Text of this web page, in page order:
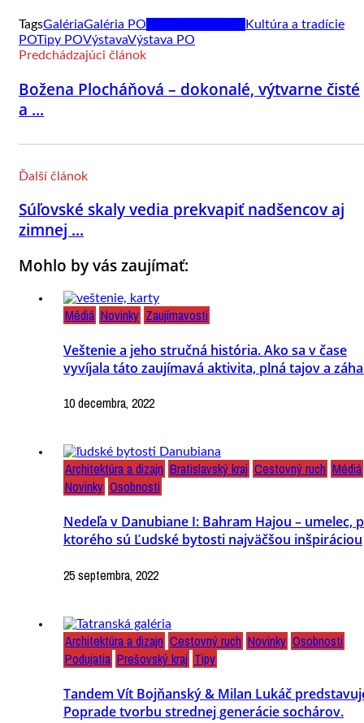
TagsGalériaGaléria PO
Kultúra a tradície
POTipy POVýstavaVýstava PO
Predchádzajúci článok
Božena Plocháňová – dokonalé, výtvarne čisté
a ...
Ďalší článok
Súľovské skaly vedia prekvapiť nadšencov aj
zimnej ...
Mohlo by vás zaujímať:
Médiá Novinky Zaujímavosti
Veštenie a jeho stručná história. Ako sa v čase
vyvíjala táto zaujímavá aktivita, plná tajov a
10 decembra, 2022
Architektúra a dizajn Bratislavský kraj Cestovný ruch Médiá
Novinky Osobnosti
Nedeľa v Danubiane I: Bahram Hajou – umelec,
ktorého sú Ľudské bytosti najväčšou inšpiráciou
25 septembra, 2022
Architektúra a dizajn Cestovný ruch Novinky Osobnosti
Podujatia Prešovský kraj Tipy
Tandem Vít Bojňanský & Milan Lukáč
Poprade tvorbu strednej generácie sochárov.